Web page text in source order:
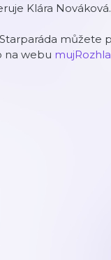
Klára Nováková.
můžete
na webu